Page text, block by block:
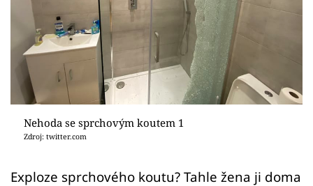
Sex a vztahy
Videa
Sledujte prima+
Přihlášení
Sledujte nás
Nehoda se sprchovým koutem 1
Zdroj: twitter.com
Exploze sprchového koutu? Tahle žena ji doma